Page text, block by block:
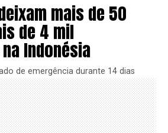
mais de 50
de 4 mil
Indonésia
de emergência durante 14 dias